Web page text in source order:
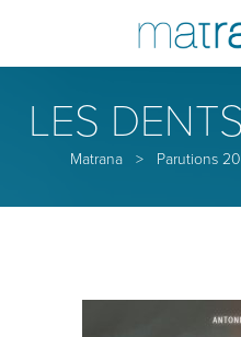
LES
Matrana> Parutions